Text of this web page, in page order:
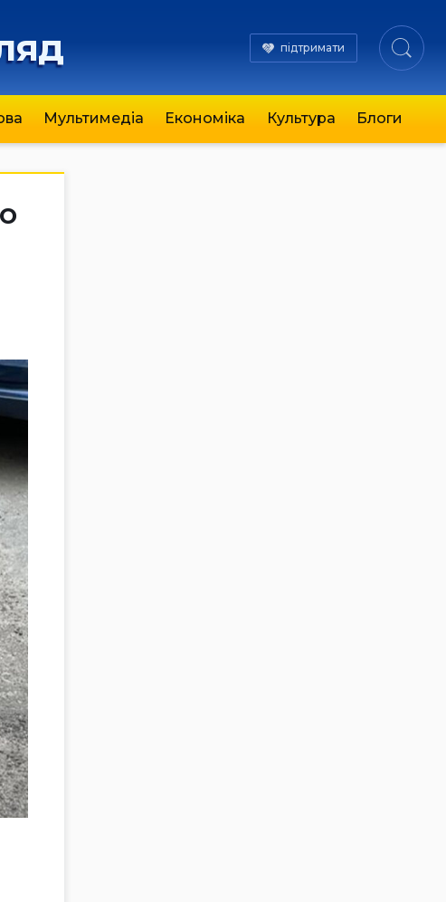
підтримати
Мультимедіа Економіка Культура Блоги